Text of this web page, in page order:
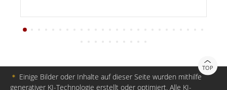
TOP
＊ Einige Bilder oder Inhalte auf dieser Seite wurden mithilfe
generativer KI-Technologie erstellt oder optimiert. Alle KI-